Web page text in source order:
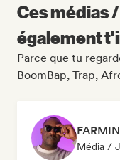
Ces médias
également
Parce que tu
BoomBap, Trap,